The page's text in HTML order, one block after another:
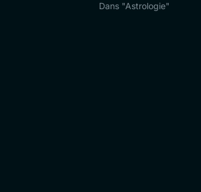
Dans "Astrologie"